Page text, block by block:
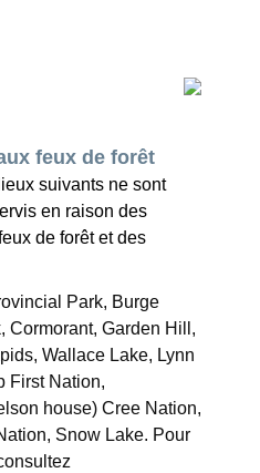
feux de forêt
suivants ne sont
en raison des
de forêt et des
Park, Burge
Cormorant, Garden Hill,
Wallace Lake, Lynn
First Nation,
house) Cree Nation,
Snow Lake. Pour